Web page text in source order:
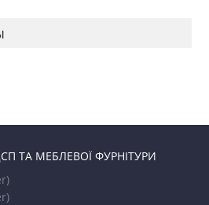
ТА МЕБЛЕВОЇ ФУРНІТУРИ